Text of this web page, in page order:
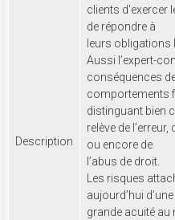
Description
clients d'exercer
de répondre à
leurs obligations
Aussi l’expert-
conséquences
comportements
distinguant bien
relève de
ou encore de
l’abus de droit.
Les risques
aujourd’hui d’une
grande acuité